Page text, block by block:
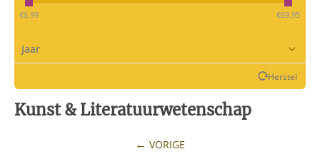
‎€6.99 ‎€69.95
Jaar
Herstel
Kunst & Literatuurwetenschap
VORIGE